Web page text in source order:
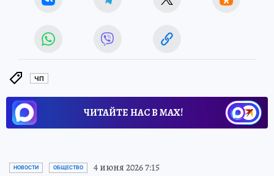
ЧП
ЧИТАЙТЕ НАС В МАХ!
НОВОСТИ ОБЩЕСТВО 4 июня 2026 7:15